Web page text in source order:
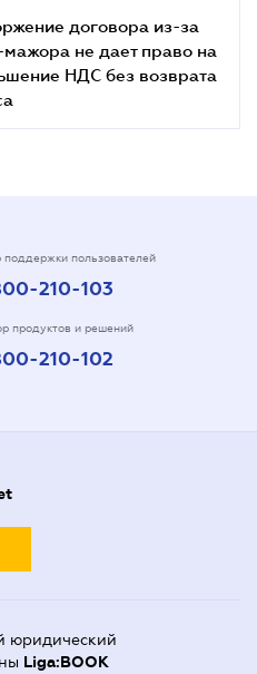
договора из-за
не дает право на
НДС без возврата
поддержки пользователей
210-103
продуктов и решений
210-102
юридический
Liga:BOOK